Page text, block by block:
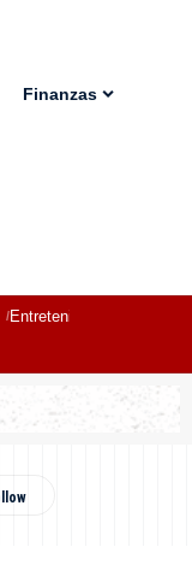
Finanzas
Entretenimiento